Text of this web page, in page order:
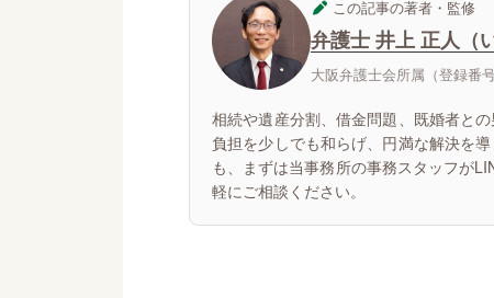
この記事の著者・監修
弁護士 井上 正人（
大阪弁護士会所属（登録番
相続や遺産分割、借金問題、既婚者と
負担を少しでも和らげ、円満な解決を
も、まずは当事務所の事務スタッフが
軽にご相談ください。